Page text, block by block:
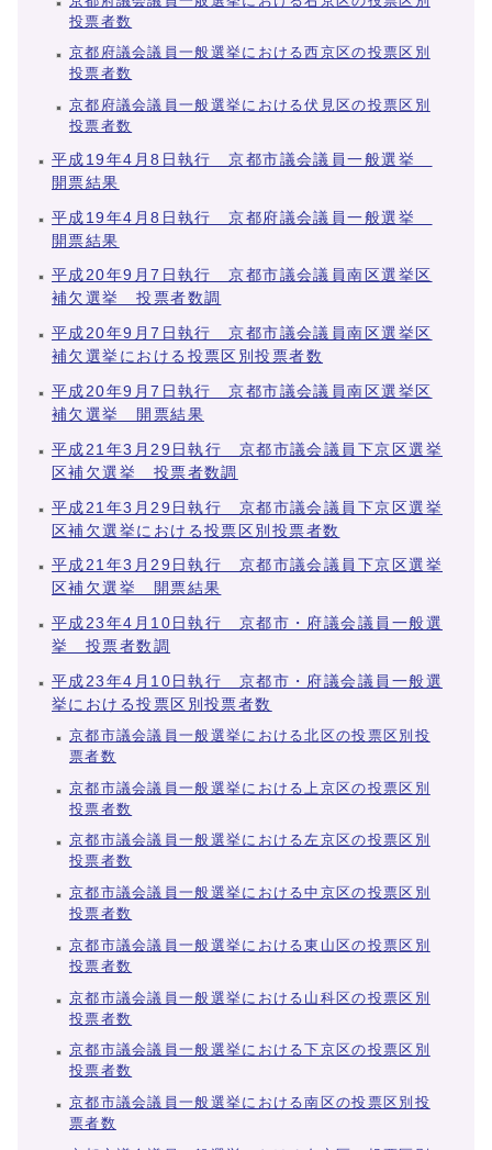
投票者数
京都府議会議員一般選挙における西京区の投票区別
投票者数
京都府議会議員一般選挙における伏見区の投票区別
投票者数
平成19年4月8日執行 京都市議会議員一般選挙
開票結果
平成19年4月8日執行 京都府議会議員一般選挙
開票結果
平成20年9月7日執行 京都市議会議員南区選挙区
補欠選挙 投票者数調
平成20年9月7日執行 京都市議会議員南区選挙区
補欠選挙における投票区別投票者数
平成20年9月7日執行 京都市議会議員南区選挙区
補欠選挙 開票結果
平成21年3月29日執行 京都市議会議員下京区選挙
区補欠選挙 投票者数調
平成21年3月29日執行 京都市議会議員下京区選挙
区補欠選挙における投票区別投票者数
平成21年3月29日執行 京都市議会議員下京区選挙
区補欠選挙 開票結果
平成23年4月10日執行 京都市・府議会議員一般選
挙 投票者数調
平成23年4月10日執行 京都市・府議会議員一般選
挙における投票区別投票者数
京都市議会議員一般選挙における北区の投票区別投
票者数
京都市議会議員一般選挙における上京区の投票区別
投票者数
京都市議会議員一般選挙における左京区の投票区別
投票者数
京都市議会議員一般選挙における中京区の投票区別
投票者数
京都市議会議員一般選挙における東山区の投票区別
投票者数
京都市議会議員一般選挙における山科区の投票区別
投票者数
京都市議会議員一般選挙における下京区の投票区別
投票者数
京都市議会議員一般選挙における南区の投票区別投
票者数